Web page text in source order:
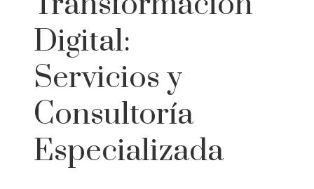
Digital:
Servicios y
Consultoría
Especializada